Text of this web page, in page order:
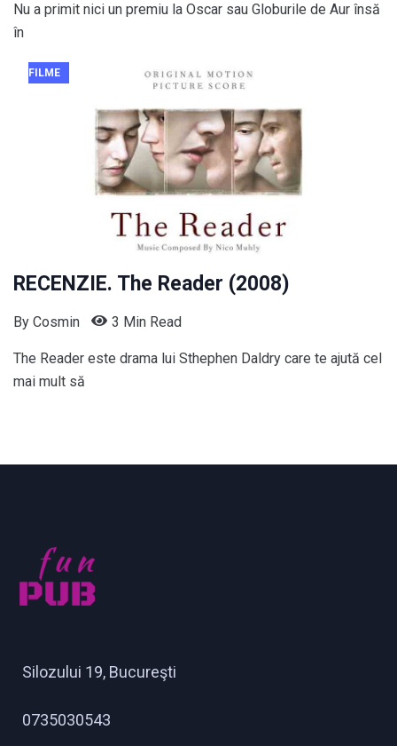
Nu a primit nici un premiu la Oscar sau Globurile de Aur însă
în
FILME
RECENZIE. The Reader (2008)
By Cosmin 3 Min Read
The Reader este drama lui Sthephen Daldry care te ajută cel
mai mult să
Silozului 19, Bucureşti
0735030543